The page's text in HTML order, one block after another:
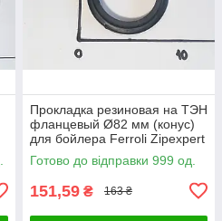
Прокладка резиновая на ТЭН
фланцевый Ø82 мм (конус)
для бойлера Ferroli Zipexpert
Готово до відправки 999 од.
151,59 ₴ 163 ₴